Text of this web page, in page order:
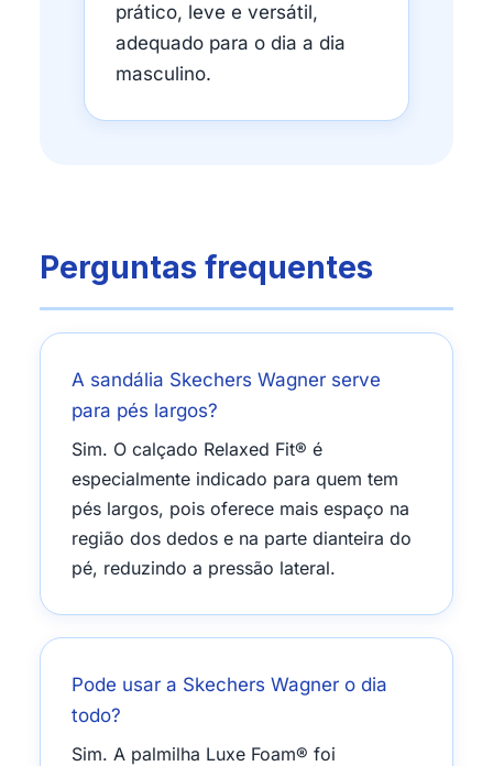
prático, leve e versátil,
adequado para o dia a dia
masculino.
Perguntas frequentes
A sandália Skechers Wagner serve
para pés largos?
Sim. O calçado Relaxed Fit® é
especialmente indicado para quem tem
pés largos, pois oferece mais espaço na
região dos dedos e na parte dianteira do
pé, reduzindo a pressão lateral.
Pode usar a Skechers Wagner o dia
todo?
Sim. A palmilha Luxe Foam® foi